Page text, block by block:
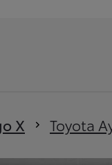
X Toyota